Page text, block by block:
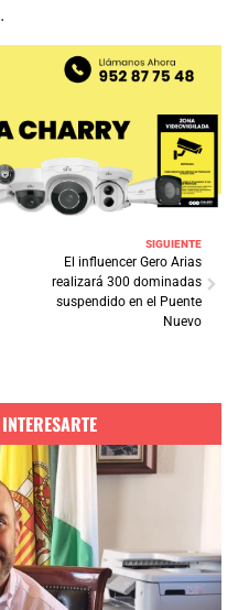
SIGUIENTE
El influencer Gero Arias
realizará 300 dominadas
suspendido en el Puente
Nuevo